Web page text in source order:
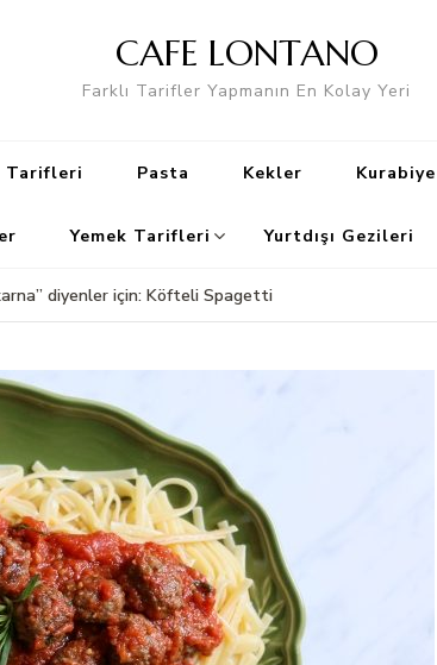
CAFE LONTANO
Farklı Tarifler Yapmanın En Kolay Yeri
Tarifleri Pasta Kekler Kurabiye
Yemek Tarifleri Yurtdışı Gezileri
diyenler için: Köfteli Spagetti